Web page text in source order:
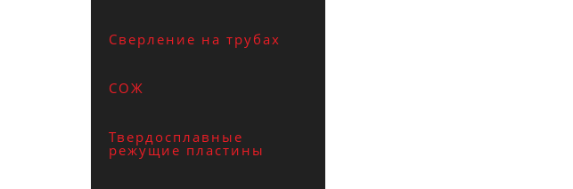
Сверление на трубах
СОЖ
Твердосплавные
режущие пластины